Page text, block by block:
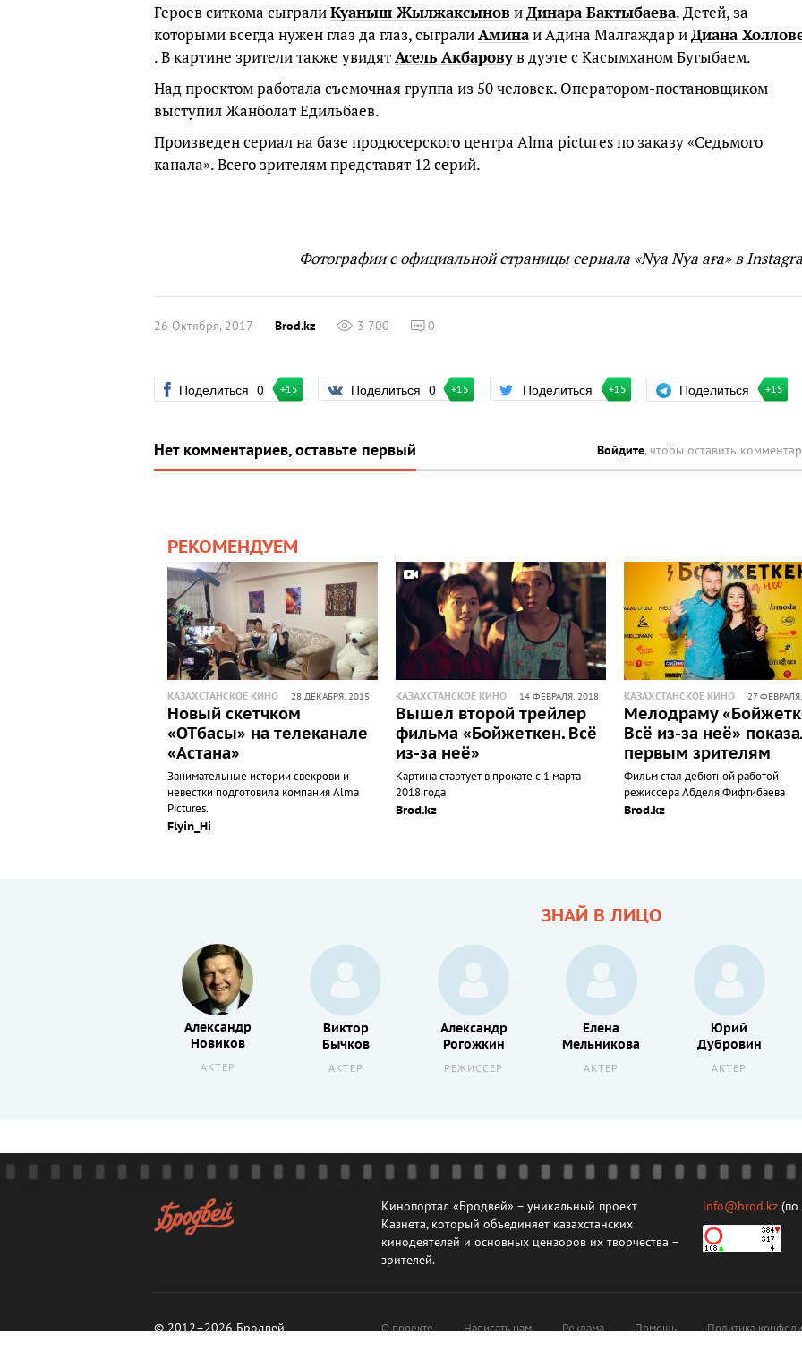
Героев ситкома сыгралиКуаныш ЖылжаксыновиДинара Бактыбаева. Детей, за
которыми всегда нужен глаз да глаз, сыгралиАминаи Адина Малгаждар иДиана
. В картине зрители также увидятАсель Акбаровув дуэте с Касымханом Бугыбаем.
Над проектом работала съемочная группа из 50 человек. Оператором-постановщиком
выступил Жанболат Едильбаев.
Произведен сериал на базе продюсерского центра Alma pictures по заказу «Седьмого
канала». Всего зрителям представят 12 серий.
Фотографии с официальной страницы сериала «Nya Nya аға» в
26 Октября, 2017 Brod.kz 3 700 0
Поделиться 0 +15 Поделиться 0 +15 Поделиться +15 Поделиться +15
Нет комментариев, оставьте первый Войдите, чтобы оставить
РЕКОМЕНДУЕМ
КАЗАХСТАНСКОЕ КИНО 28 ДЕКАБРЯ, 2015
Новый скетчком
«ОТбасы» на телеканале
«Астана»
Занимательные истории свекрови и
невестки подготовила компания Alma
Pictures.
Flyin_Hi
КАЗАХСТАНСКОЕ КИНО 14 ФЕВРАЛЯ, 2018
Вышел второй трейлер
фильма «Бойжеткен. Всё
из-за неё»
Картина стартует в прокате с 1 марта
2018 года
Brod.kz
КАЗАХСТАНСКОЕ КИНО 27
Мелодраму
Всё из-за неё»
первым зрителям
Фильм стал дебютной работой
режиссера Абделя Фифтибаева
Brod.kz
ЗНАЙ В ЛИЦО
Александр
Новиков
АКТЕР
Виктор
Бычков
АКТЕР
Александр
Рогожкин
РЕЖИССЕР
Елена
Мельникова
АКТЕР
Юрий
Дубровин
АКТЕР
Кинопортал «Бродвей» – уникальный проект
Казнета, который объединяет казахстанских
кинодеятелей и основных цензоров их творчества –
зрителей.
info@brod.kz (по
© 2012–2026 Бродвей О проекте Написать нам Реклама Помощь Политика